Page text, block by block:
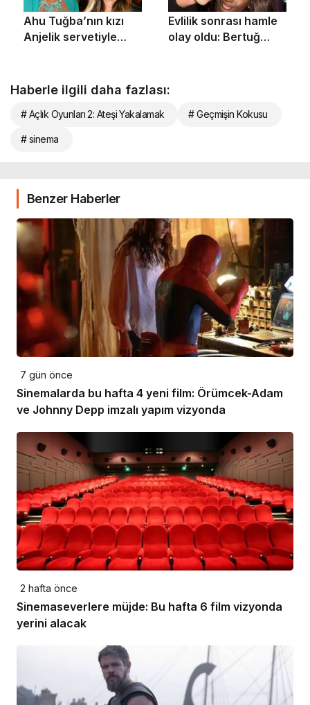
Haberle ilgili daha fazlası:
# Açlık Oyunları 2: Ateşi Yakalamak # Geçmişin Kokusu
# sinema
Benzer Haberler
7 gün önce
Sinemalarda bu hafta 4 yeni film: Örümcek-Adam
ve Johnny Depp imzalı yapım vizyonda
2 hafta önce
Sinemaseverlere müjde: Bu hafta 6 film vizyonda
yerini alacak